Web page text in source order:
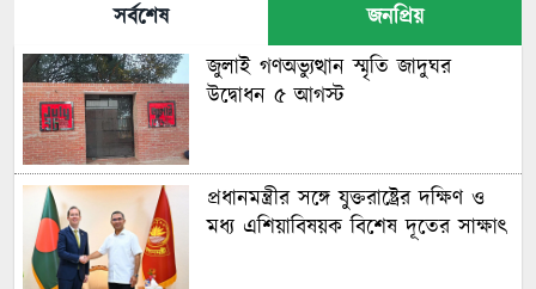
সর্বশেষ
জনপ্রিয়
জুলাই গণঅভ্যুত্থান স্মৃতি জাদুঘর
উদ্বোধন ৫ আগস্ট
প্রধানমন্ত্রীর সঙ্গে যুক্তরাষ্ট্রের দক্ষিণ ও
মধ্য এশিয়াবিষয়ক বিশেষ দূতের সাক্ষাৎ